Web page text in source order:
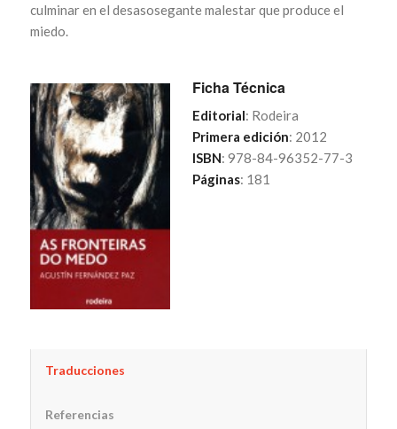
Ficha Técnica
Editorial: Rodeira
Primera edición: 2012
ISBN: 978-84-96352-77-3
Páginas: 181
culminar en el desasosegante malestar que produce el
miedo.
Traducciones
Referencias